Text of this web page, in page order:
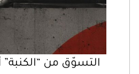
التسوّق من “الكنبة”